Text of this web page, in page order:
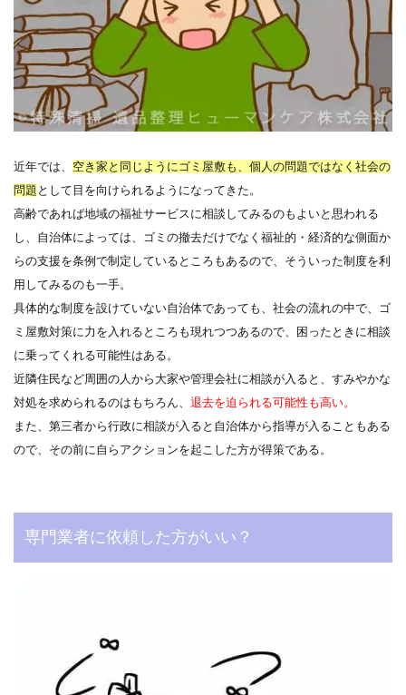
近年では、 空き家と同じようにゴミ屋敷も、個人の問題ではなく社会の
問題 として目を向けられるようになってきた。
高齢であれば地域の福祉サービスに相談してみるのもよいと思われる
し、自治体によっては、ゴミの撤去だけでなく福祉的・経済的な側面か
らの支援を条例で制定しているところもあるので、そういった制度を利
用してみるのも一手。
具体的な制度を設けていない自治体であっても、社会の流れの中で、ゴ
ミ屋敷対策に力を入れるところも現れつつあるので、困ったときに相談
に乗ってくれる可能性はある。
近隣住民など周囲の人から大家や管理会社に相談が入ると、すみやかな
対処を求められるのはもちろん、 退去を迫られる可能性も高い。
また、第三者から行政に相談が入ると自治体から指導が入ることもある
ので、その前に自らアクションを起こした方が得策である。
専門業者に依頼した方がいい？